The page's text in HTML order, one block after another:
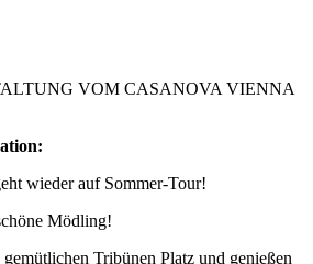
VOM CASANOVA VIENNA
wieder auf Sommer-Tour!
Mödling!
Tribünen Platz und genießen